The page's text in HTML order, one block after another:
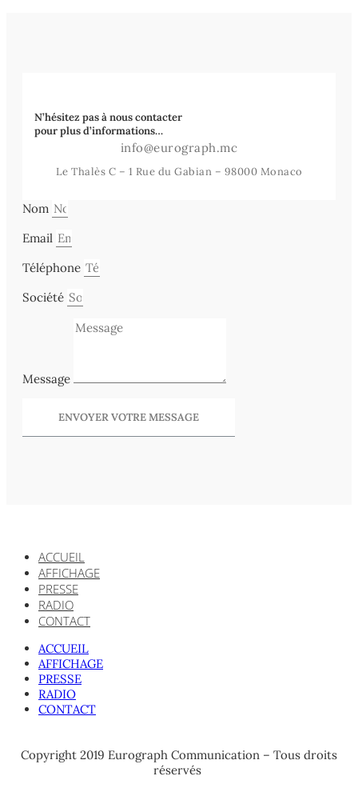
N’hésitez pas à nous contacter
pour plus d’informations…
info@eurograph.mc
Le Thalès C – 1 Rue du Gabian – 98000 Monaco
Nom
Email
Téléphone
Société
Message
ENVOYER VOTRE MESSAGE
ACCUEIL
AFFICHAGE
PRESSE
RADIO
CONTACT
ACCUEIL
AFFICHAGE
PRESSE
RADIO
CONTACT
Copyright 2019 Eurograph Communication – Tous droits
réservés